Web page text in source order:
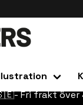
Fri frakt över